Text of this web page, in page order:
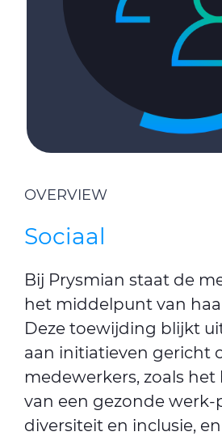
OVERVIEW
Sociaal
Bij Prysmian staat de
het middelpunt van
Deze toewijding blijkt
aan initiatieven gericht
medewerkers, zoals
van een gezonde werk-
diversiteit en inclusie, en